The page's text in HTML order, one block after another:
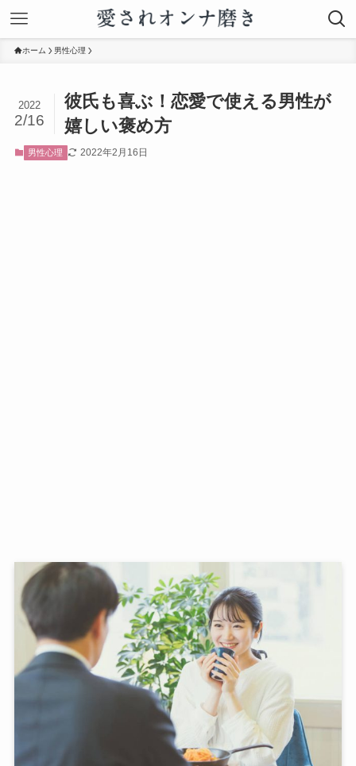
ホーム 男性心理
彼氏も喜ぶ！恋愛で使える男性が
嬉しい褒め方
2022
2/16
男性心理 2022年2月16日